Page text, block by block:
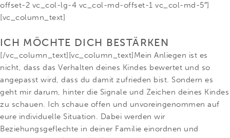
offset-2 vc_col-lg-4 vc_col-md-offset-1 vc_col-md-5″]
[vc_column_text]
ICH MÖCHTE DICH BESTÄRKEN
[/vc_column_text][vc_column_text]Mein Anliegen ist es
nicht, dass das Verhalten deines Kindes bewertet und so
angepasst wird, dass du damit zufrieden bist. Sondern es
geht mir darum, hinter die Signale und Zeichen deines Kindes
zu schauen. Ich schaue offen und unvoreingenommen auf
eure individuelle Situation. Dabei werden wir
Beziehungsgeflechte in deiner Familie einordnen und